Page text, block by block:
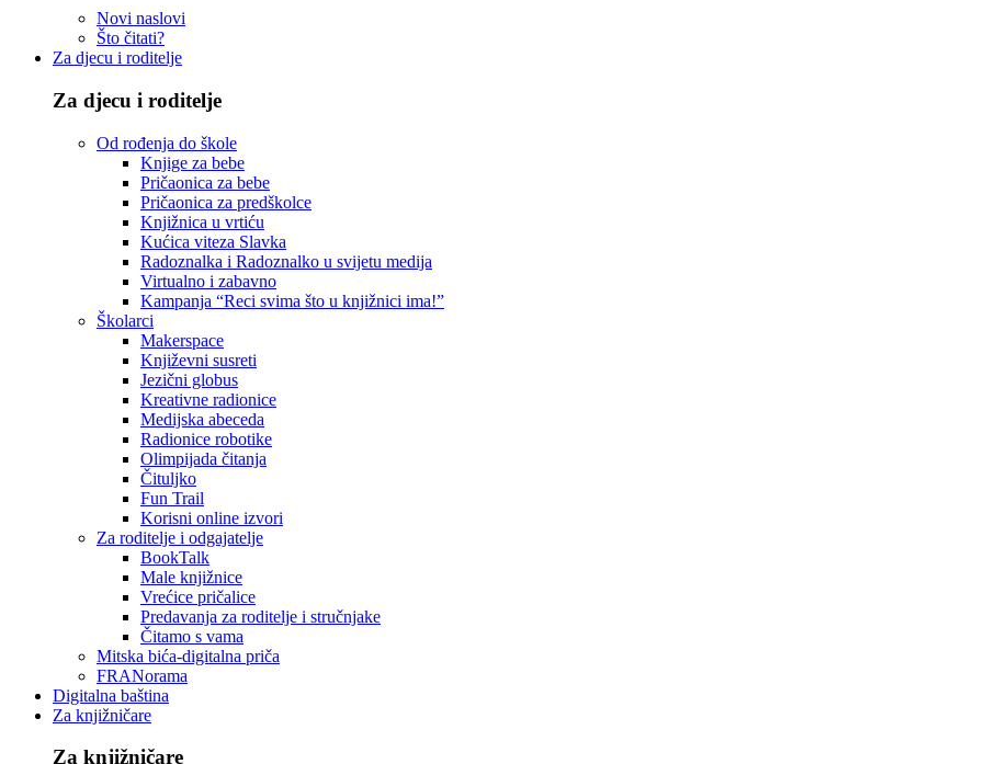
Novi naslovi
Što čitati?
Za djecu i roditelje
Za djecu i roditelje
Od rođenja do škole
Knjige za bebe
Pričaonica za bebe
Pričaonica za predškolce
Knjižnica u vrtiću
Kućica viteza Slavka
Radoznalka i Radoznalko u svijetu medija
Virtualno i zabavno
Kampanja “Reci svima što u knjižnici ima!”
Školarci
Makerspace
Književni susreti
Jezični globus
Kreativne radionice
Medijska abeceda
Radionice robotike
Olimpijada čitanja
Čituljko
Fun Trail
Korisni online izvori
Za roditelje i odgajatelje
BookTalk
Male knjižnice
Vrećice pričalice
Predavanja za roditelje i stručnjake
Čitamo s vama
Mitska bića-digitalna priča
FRANorama
Digitalna baština
Za knjižničare
Za knjižničare